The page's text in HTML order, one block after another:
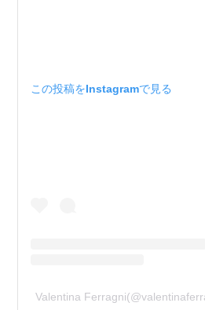
この投稿をInstagramで見る
Valentina